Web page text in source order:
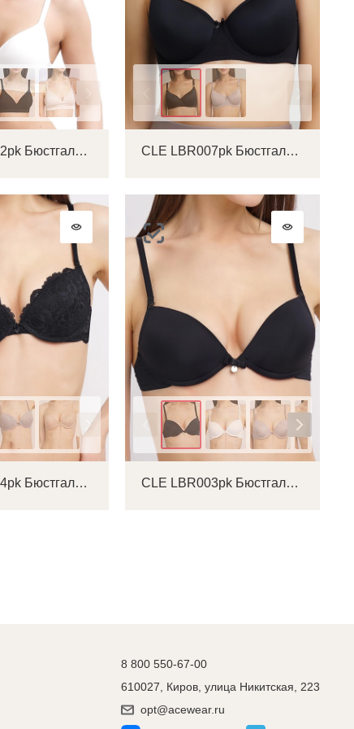
CLE LBR012pk Бюстгальтер женский CLE LBR007pk Бюстгальтер женский
CLE LBR004pk Бюстгальтер женский
Цвет
CLE LBR003pk Бюстгальтер женский
8 800 550-67-00
610027, Киров, улица Никитская, 223
opt@acewear.ru